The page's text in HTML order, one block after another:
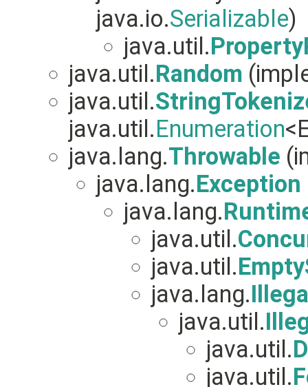
java.io.Serializable)
java.util.
java.util.Random
java.util.
java.util.Enumeration
java.lang.Throwable
java.lang.Exception
java.lang.
java.util.
java.util.
java.lang.
java.util.
java.util.
java.util.